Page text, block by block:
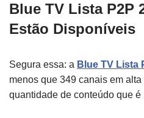
Blue TV Lista P2P
Estão Disponíveis
Segura essa: a Blue TV Lista
menos que 349 canais em
quantidade de conteúdo que